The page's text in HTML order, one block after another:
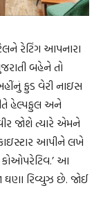
રેટિંગ આપનારા
બહેને તો
ફુડ વેરી નાઇસ
હેલ્પફુલ અને
જોશે ત્યારે એમને
આપીને લખે
આ
ઘણા રિવ્યુઝ છે. જોઈ